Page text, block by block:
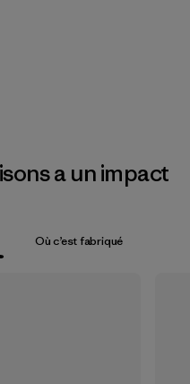
a un impact
Où c’est fabriqué